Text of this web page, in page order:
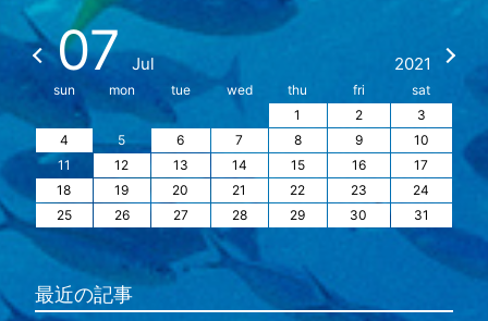
07 Jul 2021
sun mon tue wed thu fri
sat
1
2
3
4
5 6 7 8 9
10
11
12 13 14 15 16
17
18
19 20 21 22 23
24
25
26 27 28 29 30 31
最近の記事